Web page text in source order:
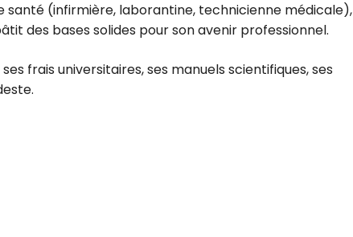
santé (infirmière, laborantine, technicienne médicale),
des bases solides pour son avenir professionnel.
frais universitaires, ses manuels scientifiques, ses